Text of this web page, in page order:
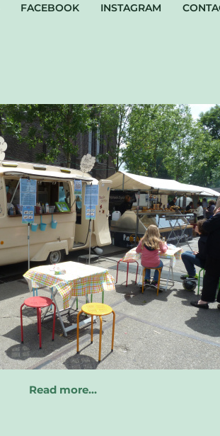
FACEBOOK INSTAGRAM
Read more…